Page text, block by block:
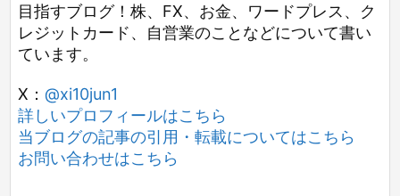
目指すブログ！株、FX、お金、ワードプレス、ク
レジットカード、自営業のことなどについて書い
ています。
X： @xi10jun1
詳しいプロフィールはこちら
当ブログの記事の引用・転載についてはこちら
お問い合わせはこちら